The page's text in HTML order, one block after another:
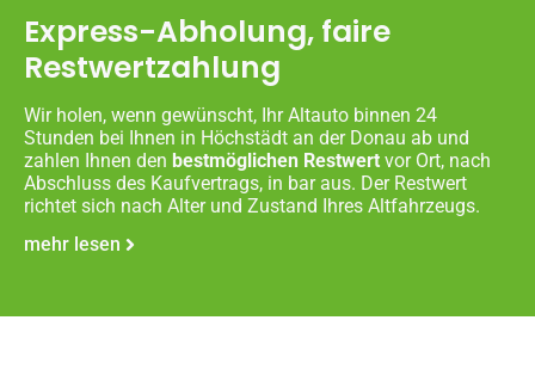
Express-Abholung, faire
Restwertzahlung
Wir holen, wenn gewünscht, Ihr Altauto binnen 24
Stunden bei Ihnen in Höchstädt an der Donau ab und
zahlen Ihnen den bestmöglichen Restwert vor Ort, nach
Abschluss des Kaufvertrags, in bar aus. Der Restwert
richtet sich nach Alter und Zustand Ihres Altfahrzeugs.
mehr lesen